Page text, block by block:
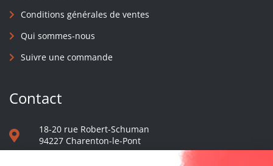
Conditions générales de ventes
Qui sommes-nous
Suivre une commande
Contact
18-20 rue Robert-Schuman
94227 Charenton-le-Pont